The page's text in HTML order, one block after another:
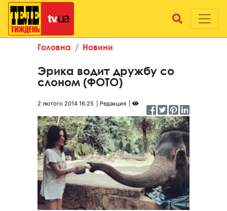
Головна Новини
Эрика водит дружбу со
слоном (ФОТО)
2 лютого 2014 16:25 Редакция